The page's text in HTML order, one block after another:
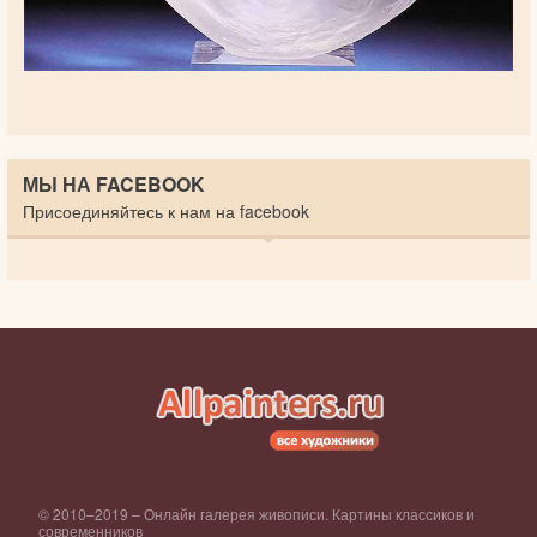
МЫ НА FACEBOOK
Присоединяйтесь к нам на facebook
© 2010–2019 – Онлайн галерея живописи. Картины классиков и
современников